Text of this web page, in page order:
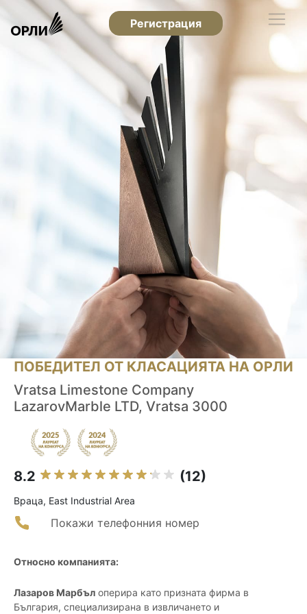
Регистрация
ПОБЕДИТЕЛ ОТ КЛАСАЦИЯТА НА ОРЛИ
Vratsa Limestone Company
LazarovMarble LTD, Vratsa 3000
8.2 (12)
Враца, East Industrial Area
Покажи телефонния номер
Относно компанията:
Лазаров Марбъл оперира като призната фирма в
България, специализирана в извличането и